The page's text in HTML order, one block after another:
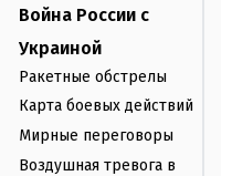
Война России с
Украиной
Ракетные обстрелы
Карта боевых действий
Мирные переговоры
Воздушная тревога в